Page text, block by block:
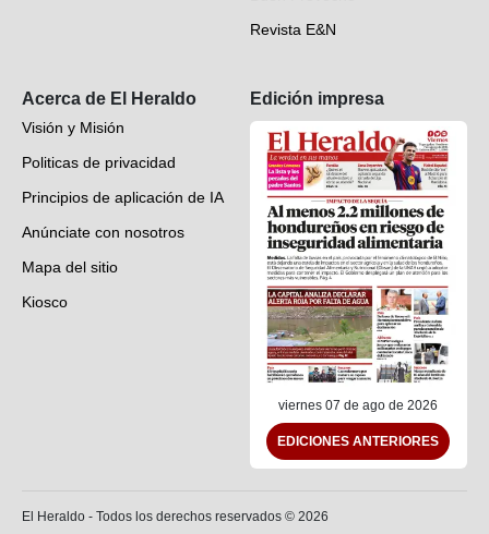
Revista E&N
Acerca de El Heraldo
Visión y Misión
Politicas de privacidad
Principios de aplicación de IA
Anúnciate con nosotros
Mapa del sitio
Kiosco
Edición impresa
viernes 07 de ago de 2026
EDICIONES ANTERIORES
El Heraldo - Todos los derechos reservados © 2026